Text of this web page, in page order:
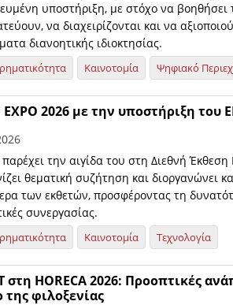
υποστήριξη, με στόχο να
να διαχειρίζονται και να
διανοητικής ιδιοκτησίας.
Καινοτομία Ψηφιακό
EXPO 2026 με την υποστήριξη του
την αιγίδα του στη Διεθνή Έκθεση
θεματική συζήτηση και διοργανώνει
των εκθετών, προσφέροντας τη
συνεργασίας.
Καινοτομία Τεχνολογία
στη HORECA 2026: Προοπτικές
της φιλοξενίας